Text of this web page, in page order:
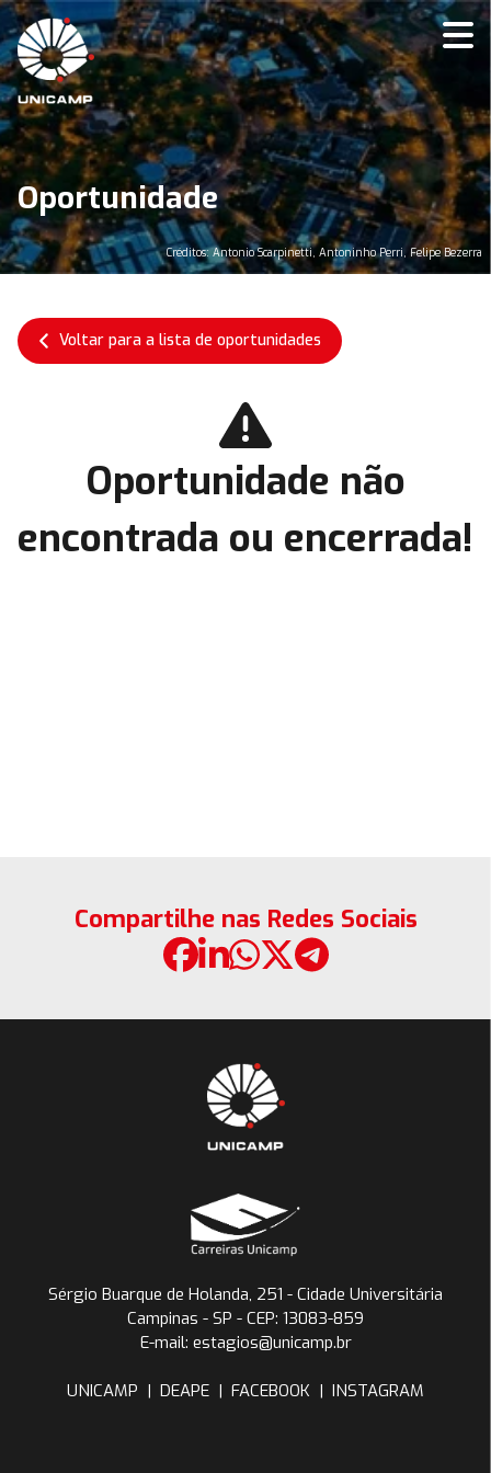
Oportunidade
Créditos: Antonio Scarpinetti, Antoninho Perri, Felipe Bezerra
Voltar para a lista de oportunidades
Oportunidade não
encontrada ou encerrada!
Compartilhe nas Redes Sociais
Sérgio Buarque de Holanda, 251 - Cidade Universitária
Campinas - SP - CEP: 13083-859
E-mail: estagios@unicamp.br
UNICAMP | DEAPE | FACEBOOK | INSTAGRAM